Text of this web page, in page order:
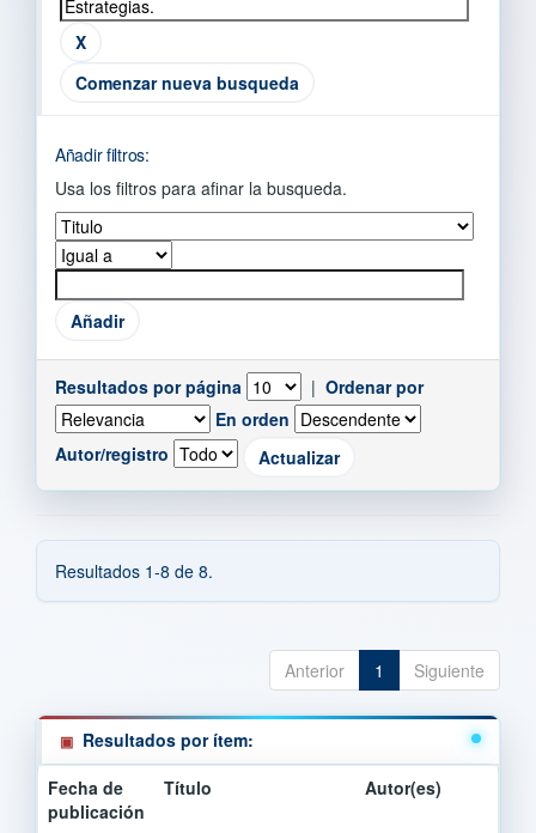
Comenzar nueva busqueda
Añadir filtros:
Usa los filtros para afinar la busqueda.
Resultados por página | Ordenar por
En orden
Autor/registro
Resultados 1-8 de 8.
Anterior 1 Siguiente
Resultados por ítem:
Fecha de
publicación
Título Autor(es)